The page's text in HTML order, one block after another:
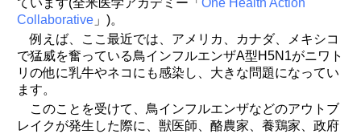
Collaborative 」)。
例えば、ここ最近では、アメリカ、カナダ、メキシコ
で猛威を奮っている鳥インフルエンザA型H5N1がニワト
リの他に乳牛やネコにも感染し、大きな問題になってい
ます。
このことを受けて、鳥インフルエンザなどのアウトブ
レイクが発生した際に、獣医師、酪農家、養鶏家、政府